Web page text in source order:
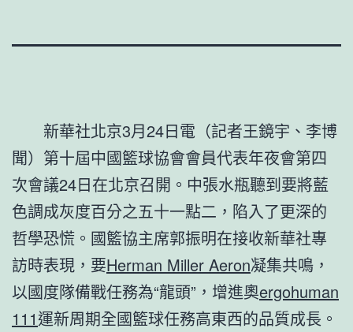
新華社北京3月24日電（記者王鏡宇、李博
聞）第十屆中國籃球協會會員代表年夜會第四
次會議24日在北京召開。中張水瓶聽到要將藍
色調成灰度百分之五十一點二，陷入了更深的
哲學恐慌。國籃協主席郭振明在接收新華社專
訪時表現，要Herman Miller Aeron凝集共鳴，
以國度隊備戰任務為“龍頭”，增進奧ergohuman
111運新周期全國籃球任務高東西的品質成長。